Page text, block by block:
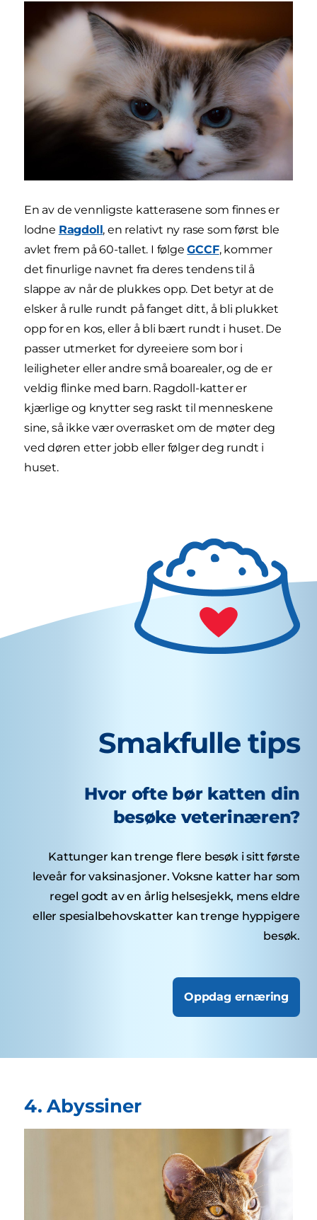
En av de vennligste katterasene som finnes er
lodne Ragdoll, en relativt ny rase som først ble
avlet frem på 60-tallet. I følgeGCCF, kommer
det finurlige navnet fra deres tendens til å
slappe av når de plukkes opp. Det betyr at de
elsker å rulle rundt på fanget ditt, å bli plukket
opp for en kos, eller å bli bært rundt i huset. De
passer utmerket for dyreeiere som bor i
leiligheter eller andre små boarealer, og de er
veldig flinke med barn. Ragdoll-katter er
kjærlige og knytter seg raskt til menneskene
sine, så ikke vær overrasket om de møter deg
ved døren etter jobb eller følger deg rundt i
huset.
Smakfulle tips
Hvor ofte bør katten din
besøke veterinæren?
Kattunger kan trenge flere besøk i sitt første
leveår for vaksinasjoner. Voksne katter har som
regel godt av en årlig helsesjekk, mens eldre
eller spesialbehovskatter kan trenge hyppigere
besøk.
Oppdag ernæring
4. Abyssiner